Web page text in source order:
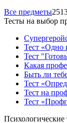
Все предметы
Тесты на выбор
Тест «Одно
Тест
Какая
Быть ли
Тест
Тест на
Тест
Психологические